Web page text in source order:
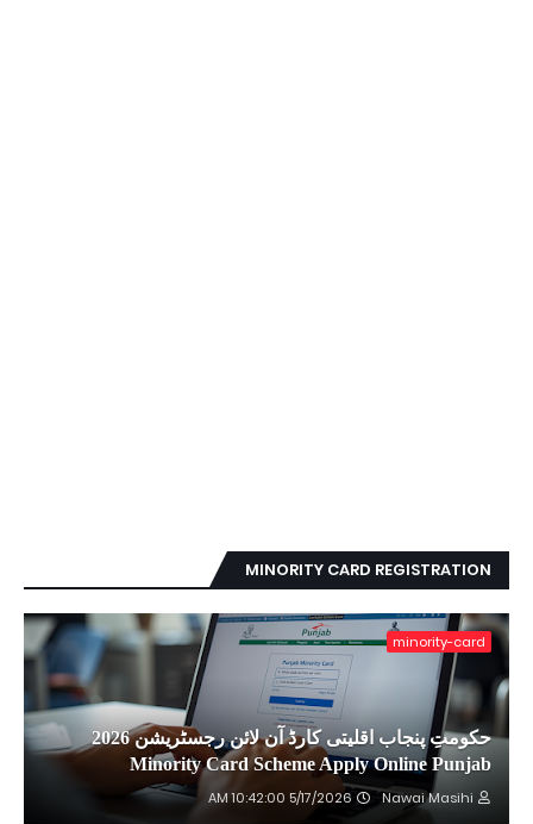
MINORITY CARD REGISTRATION
minority-card
حکومتِ پنجاب اقلیتی کارڈ آن لائن رجسٹریشن 2026
Minority Card Scheme Apply Online Punjab
Nawai Masihi
5/17/2026 10:42:00 AM